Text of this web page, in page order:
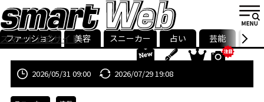
スマート公式サイト
smart最新号
記事一覧ランキング
ストリ
ファッション 美容 スニーカー 占い 芸能 グル
2026/05/31 09:00 2026/07/29 19:08